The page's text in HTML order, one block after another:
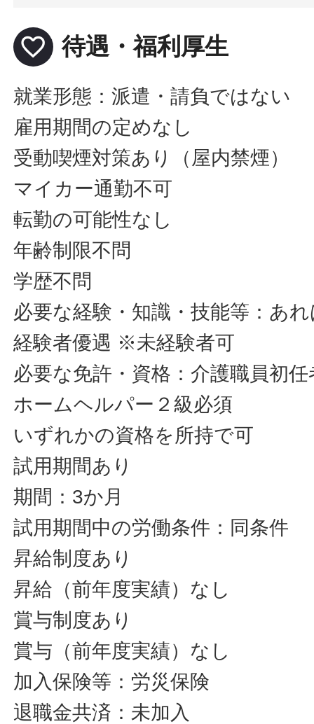
favorite_border 待遇・福利厚生
就業形態：派遣・請負ではない
雇用期間の定めなし
受動喫煙対策あり（屋内禁煙）
マイカー通勤不可
転勤の可能性なし
年齢制限不問
学歴不問
必要な経験・知識・技能等：あ
経験者優遇 ※未経験者可
必要な免許・資格：介護職員初
ホームヘルパー２級必須
いずれかの資格を所持で可
試用期間あり
期間：3か月
試用期間中の労働条件：同条件
昇給制度あり
昇給（前年度実績）なし
賞与制度あり
賞与（前年度実績）なし
加入保険等：労災保険
退職金共済：未加入